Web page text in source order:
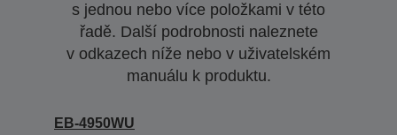
s jednou nebo více položkami v této
řadě. Další podrobnosti naleznete
v odkazech níže nebo v uživatelském
manuálu k produktu.
EB-4950WU